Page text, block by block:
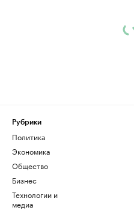
Рубрики
Политика
Экономика
Общество
Бизнес
Технологии и
медиа